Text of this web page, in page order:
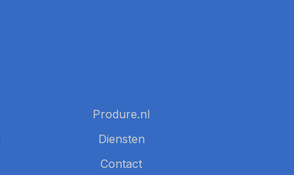
Produre.nl
Diensten
Contact